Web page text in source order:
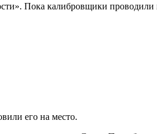
Пока калибровщики
его на место.